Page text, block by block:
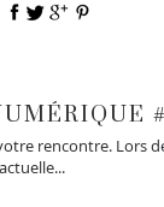
rencontre. Lors